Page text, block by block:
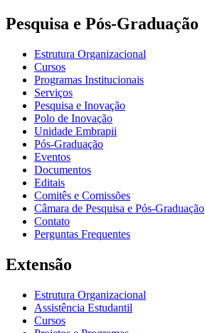
Pesquisa e Pós-Graduação
Estrutura Organizacional
Cursos
Programas Institucionais
Serviços
Pesquisa e Inovação
Polo de Inovação
Unidade Embrapii
Pós-Graduação
Eventos
Documentos
Editais
Comitês e Comissões
Câmara de Pesquisa e Pós-Graduação
Contato
Perguntas Frequentes
Extensão
Estrutura Organizacional
Assistência Estudantil
Cursos